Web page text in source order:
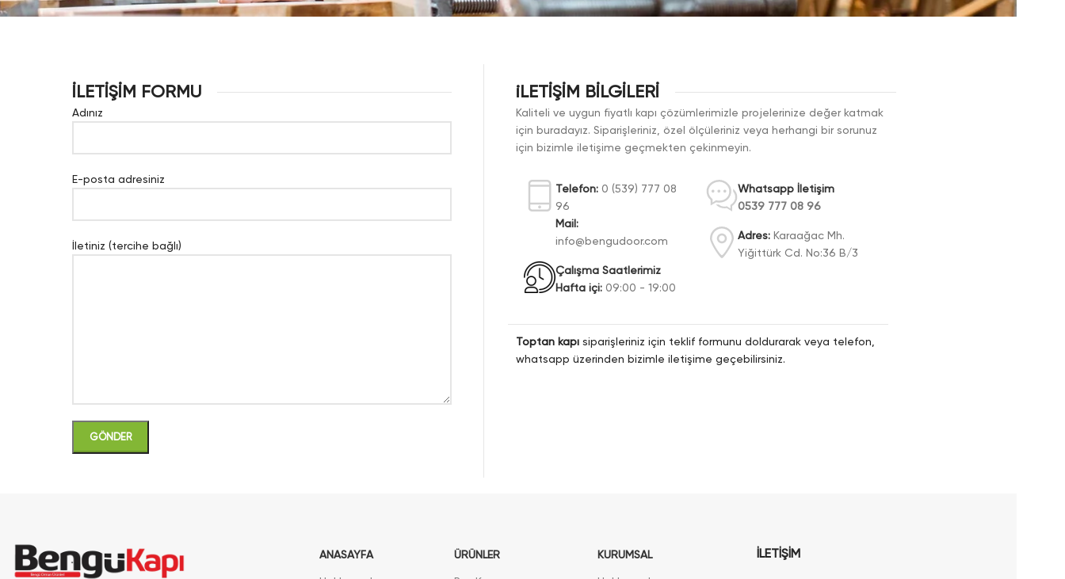
İLETİŞİM FORMU
Adınız
E-posta adresiniz
İletiniz (tercihe bağlı)
iLETİŞİM BİLGİLERİ
Kaliteli ve uygun fiyatlı kapı çözümlerimizle projelerinize değer katmak
için buradayız. Siparişleriniz, özel ölçüleriniz veya herhangi bir sorunuz
için bizimle iletişime geçmekten çekinmeyin.
Telefon: 0 (539) 777 08
96
Mail:
info@bengudoor.com
Çalışma Saatlerimiz
Hafta içi: 09:00 - 19:00
Whatsapp İletişim
0539 777 08 96
Adres: Karaağac Mh.
Yiğittürk Cd. No:36 B/3
Toptan kapı siparişleriniz için teklif formunu doldurarak veya telefon,
whatsapp üzerinden bizimle iletişime geçebilirsiniz.
ANASAYFA ÜRÜNLER KURUMSAL İLETİŞİM